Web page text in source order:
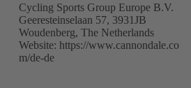
Cycling Sports Group Europe B.V.
Geeresteinselaan 57, 3931JB
Woudenberg, The Netherlands
Website: https://www.cannondale.co
m/de-de